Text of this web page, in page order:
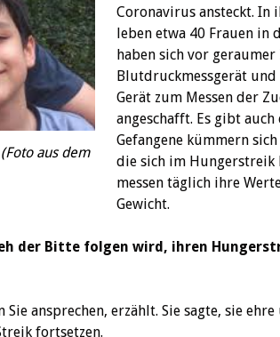
aus dem
Coronavirus ansteckt. In
leben etwa 40 Frauen in
haben sich vor geraumer
Blutdruckmessgerät und
Gerät zum Messen der
angeschafft. Es gibt auch
Gefangene kümmern
die sich im Hungerstreik
messen täglich ihre
Gewicht.
der Bitte folgen wird, ihren
ansprechen, erzählt. Sie sagte, sie
fortsetzen.